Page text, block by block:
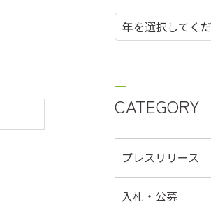
CATEGORY
プレスリリース
入札・公募